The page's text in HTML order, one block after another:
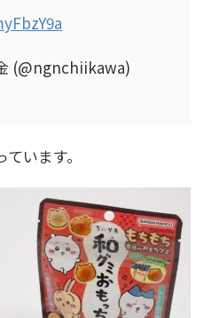
(@ngnchiikawa)
います。